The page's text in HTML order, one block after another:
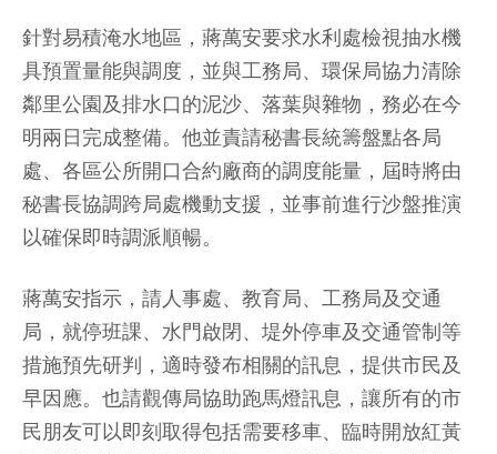
針對易積淹水地區，蔣萬安要求水利處檢視抽水機
具預置量能與調度，並與工務局、環保局協力清除
鄰里公園及排水口的泥沙、落葉與雜物，務必在今
明兩日完成整備。他並責請秘書長統籌盤點各局
處、各區公所開口合約廠商的調度能量，屆時將由
秘書長協調跨局處機動支援，並事前進行沙盤推演
以確保即時調派順暢。
蔣萬安指示，請人事處、教育局、工務局及交通
局，就停班課、水門啟閉、堤外停車及交通管制等
措施預先研判，適時發布相關的訊息，提供市民及
早因應。也請觀傳局協助跑馬燈訊息，讓所有的市
民朋友可以即刻取得包括需要移車、臨時開放紅黃